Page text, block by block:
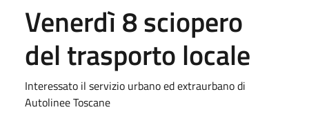
Venerdì 8 sciopero
del trasporto locale
Interessato il servizio urbano ed extraurbano di
Autolinee Toscane